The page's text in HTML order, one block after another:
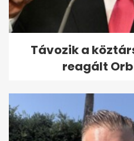
Távozik a
reagált